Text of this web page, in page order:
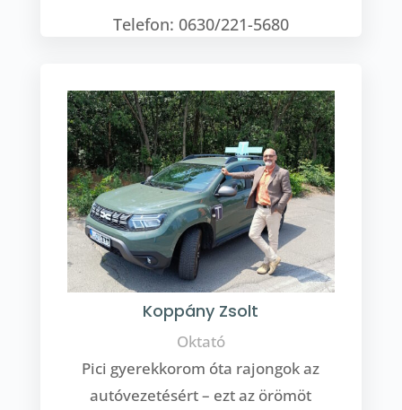
Telefon: 0630/221-5680
Koppány Zsolt
Oktató
Pici gyerekkorom óta rajongok az
autóvezetésért – ezt az örömöt